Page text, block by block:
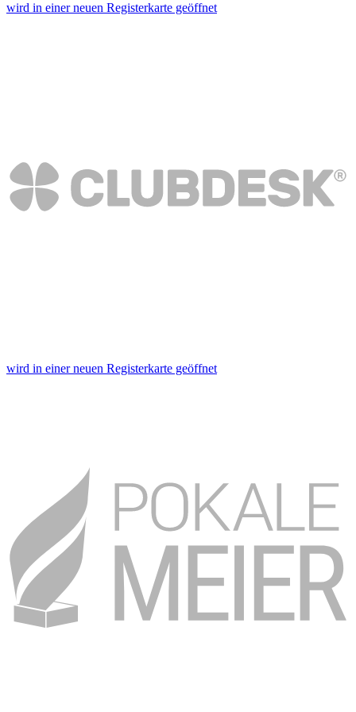
wird in einer neuen Registerkarte geöffnet
wird in einer neuen Registerkarte geöffnet